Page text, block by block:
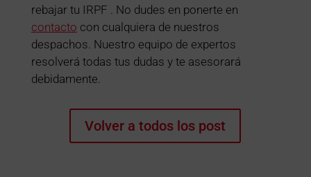
rebajar tu IRPF . No dudes en ponerte en
contacto con cualquiera de nuestros
despachos. Nuestro equipo de expertos
resolverá todas tus dudas y te asesorará
debidamente.
Volver a todos los post